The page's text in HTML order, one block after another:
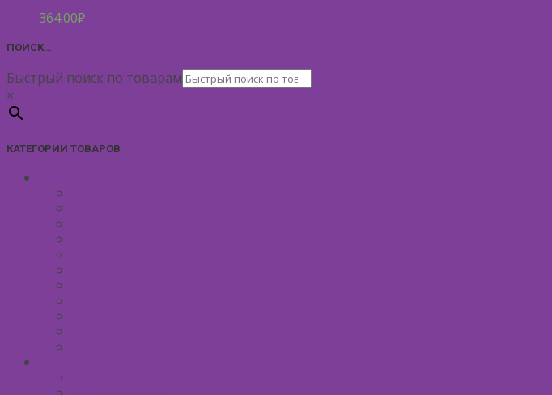
364.00₽
ПОИСК…
Быстрый поиск по товарам
×
КАТЕГОРИИ ТОВАРОВ